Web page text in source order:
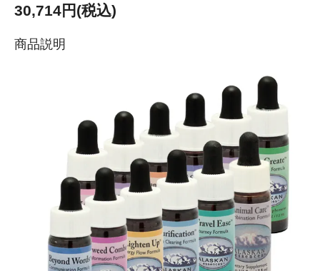
30,714円(税込)
商品説明